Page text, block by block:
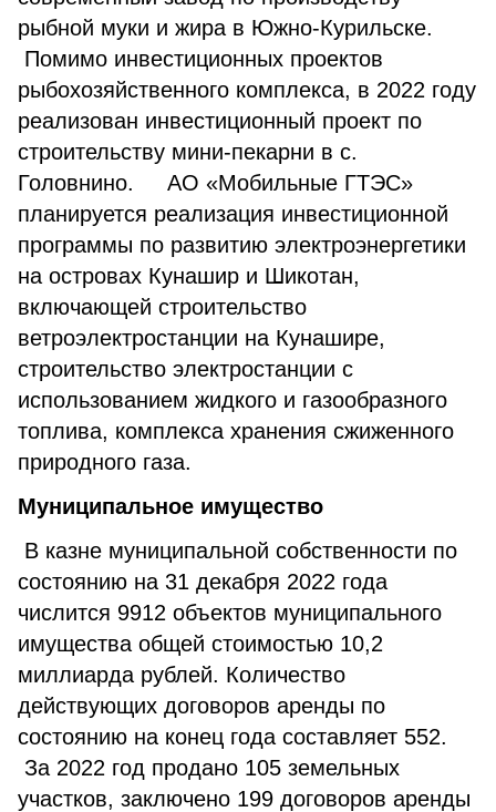
рыбной муки и жира в Южно-Курильске.
Помимо инвестиционных проектов
рыбохозяйственного комплекса, в 2022 году
реализован инвестиционный проект по
строительству мини-пекарни в с.
Головнино. АО «Мобильные ГТЭС»
планируется реализация инвестиционной
программы по развитию электроэнергетики
на островах Кунашир и Шикотан,
включающей строительство
ветроэлектростанции на Кунашире,
строительство электростанции с
использованием жидкого и газообразного
топлива, комплекса хранения сжиженного
природного газа.
Муниципальное имущество
В казне муниципальной собственности по
состоянию на 31 декабря 2022 года
числится 9912 объектов муниципального
имущества общей стоимостью 10,2
миллиарда рублей. Количество
действующих договоров аренды по
состоянию на конец года составляет 552.
За 2022 год продано 105 земельных
участков, заключено 199 договоров аренды